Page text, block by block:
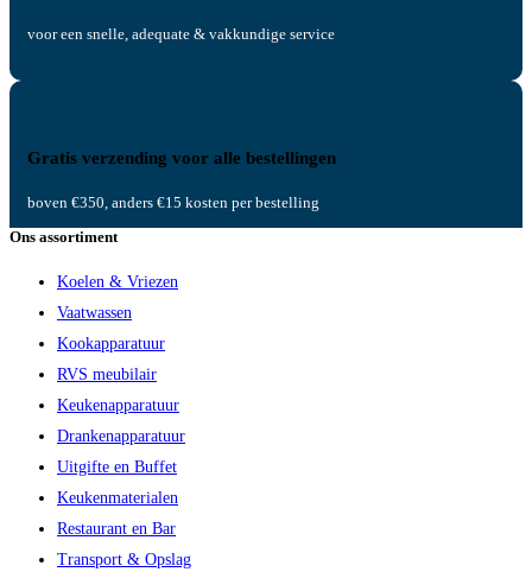
voor een snelle, adequate & vakkundige service
Gratis verzending voor alle bestellingen
boven €350, anders €15 kosten per bestelling
Ons assortiment
Koelen & Vriezen
Vaatwassen
Kookapparatuur
RVS meubilair
Keukenapparatuur
Drankenapparatuur
Uitgifte en Buffet
Keukenmaterialen
Restaurant en Bar
Transport & Opslag